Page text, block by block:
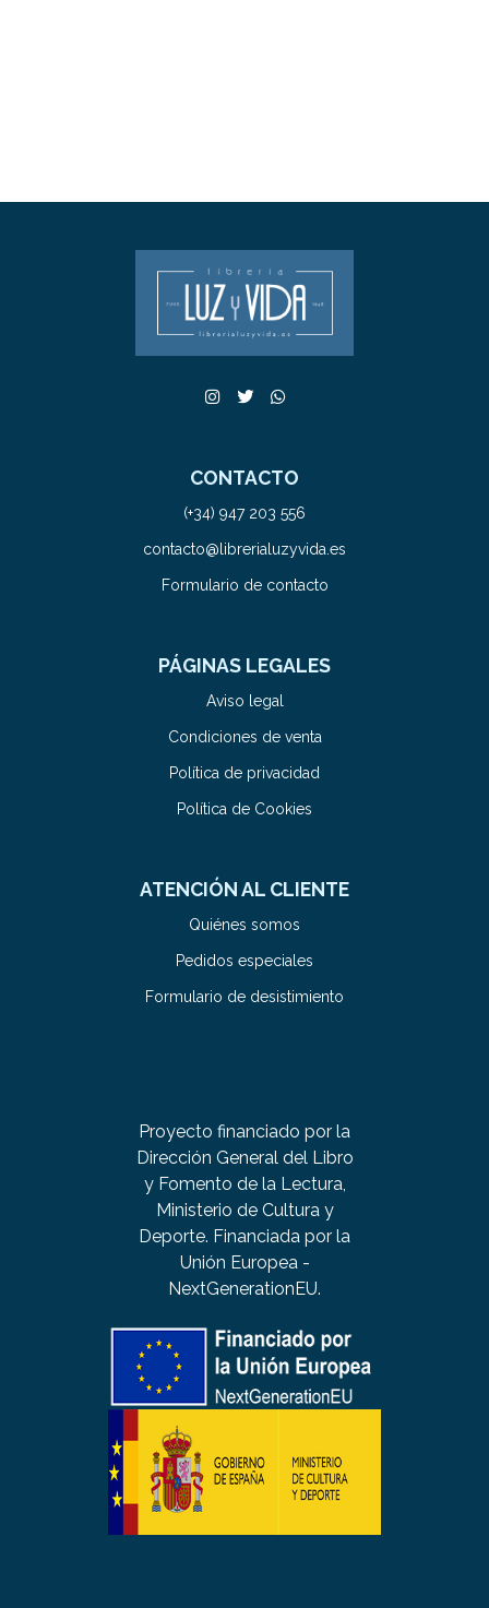
CONTACTO
(+34) 947 203 556
contacto@librerialuzyvida.es
Formulario de contacto
PÁGINAS LEGALES
Aviso legal
Condiciones de venta
Política de privacidad
Política de Cookies
ATENCIÓN AL CLIENTE
Quiénes somos
Pedidos especiales
Formulario de desistimiento
Proyecto financiado por la
Dirección General del Libro
y Fomento de la Lectura,
Ministerio de Cultura y
Deporte. Financiada por la
Unión Europea -
NextGenerationEU.